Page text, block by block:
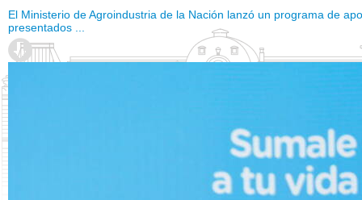
El Ministerio de Agroindustria de la Nación lanzó un programa de
presentados ...